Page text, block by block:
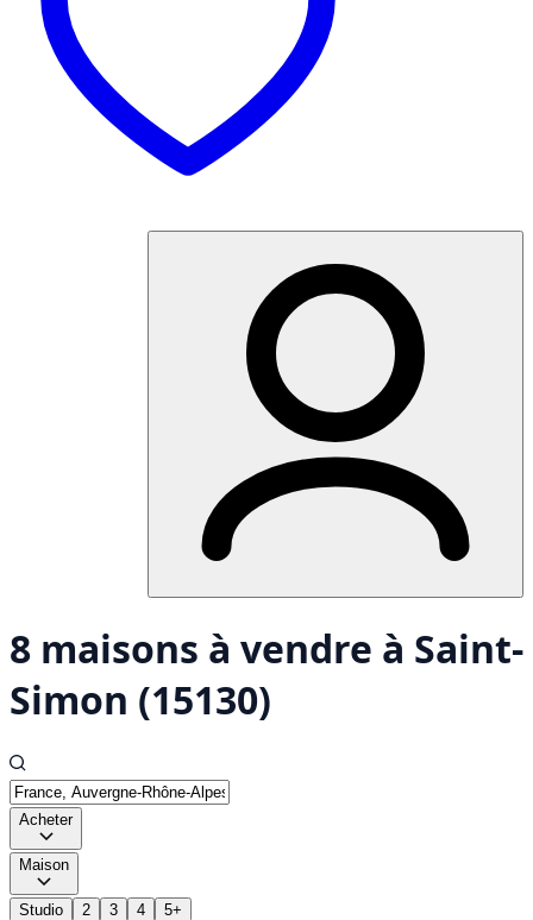
8 maisons à vendre à Saint-
Simon (15130)
Acheter
Maison
Studio 2 3 4
5+